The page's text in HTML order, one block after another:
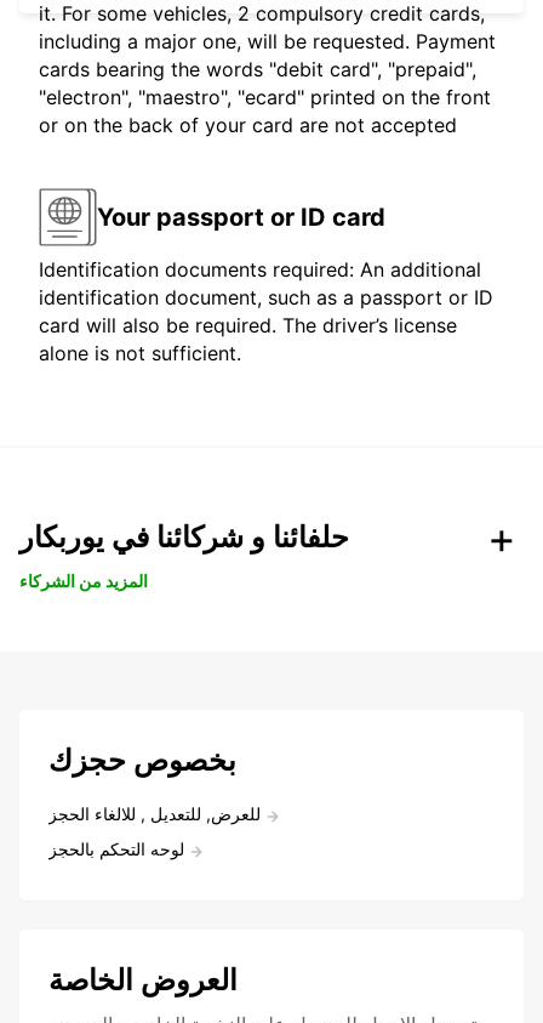
it. For some vehicles, 2 compulsory credit cards,
including a major one, will be requested. Payment
cards bearing the words "debit card", "prepaid",
"electron", "maestro", "ecard" printed on the front
or on the back of your card are not accepted
Your passport or ID card
Identification documents required: An additional
identification document, such as a passport or ID
card will also be required. The driver’s license
alone is not sufficient.
حلفائنا و شركائنا في يوربكار
المزيد من الشركاء
بخصوص حجزك
للعرض, للتعديل , للالغاء الحجز
لوحه التحكم بالحجز
العروض الخاصة